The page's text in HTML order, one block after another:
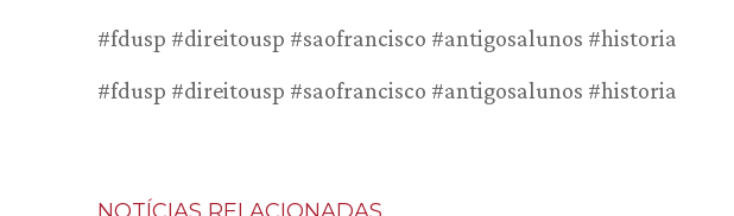
#fdusp #direitousp #saofrancisco #antigosalunos #historia
#fdusp #direitousp #saofrancisco #antigosalunos #historia